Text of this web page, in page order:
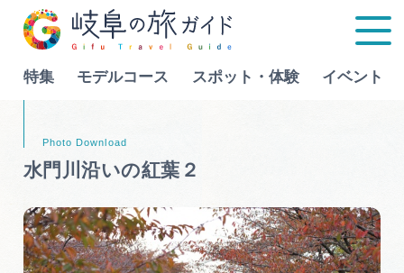
特集 モデルコース スポット・体験 イベント
特集
モデルコース
Language
水門川沿いの紅葉２